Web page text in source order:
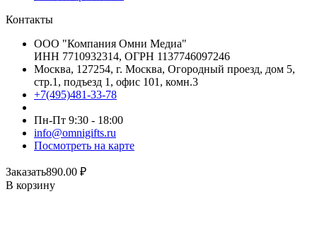
Контакты
ООО "Компания Омни Медиа"
ИНН 7710932314, ОГРН 1137746097246
Москва, 127254, г. Москва, Огородный проезд, дом 5,
стр.1, подъезд 1, офис 101, комн.3
+7(495)481-33-78
Пн-Пт 9:30 - 18:00
info@omnigifts.ru
Посмотреть на карте
Заказать890.00 ₽
В корзину